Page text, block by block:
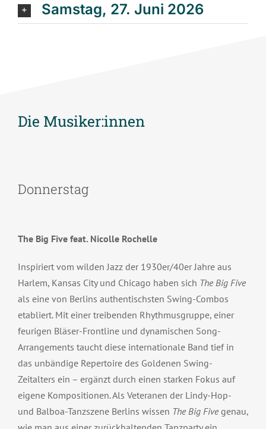
Samstag, 27. Juni 2026
Die Musiker:innen
Donnerstag
The Big Five feat. Nicolle Rochelle
Inspiriert vom wilden Jazz der 1930er/40er Jahre aus
Harlem, Kansas City und Chicago haben sich The Big Five
als eine von Berlins authentischsten Swing-Combos
etabliert. Mit einer treibenden Rhythmusgruppe, einer
feurigen Bläser-Frontline und dynamischen Song-
Arrangements taucht diese internationale Band tief in
das unbändige Repertoire des Goldenen Swing-
Zeitalters ein – ergänzt durch einen starken Fokus auf
eigene Kompositionen. Als Veteranen der Lindy-Hop-
und Balboa-Tanzszene Berlins wissen The Big Fivegenau,